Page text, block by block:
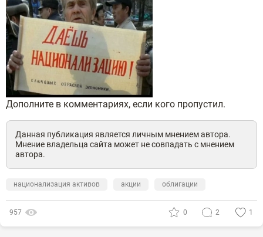
Дополните в комментариях, если кого пропустил.
Данная публикация является личным мнением автора.
Мнение владельца сайта может не совпадать с мнением
автора.
национализация активов акции облигации
957 0 2 1